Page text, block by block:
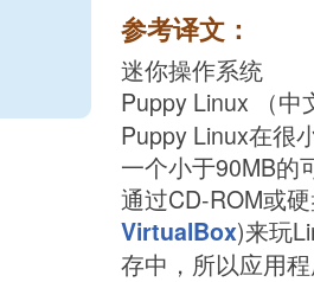
参考译文：
迷你操作系统
Puppy Linux （
Puppy Linux在很
一个小于90MB的
通过CD-ROM或
VirtualBox)来玩
存中，所以应用